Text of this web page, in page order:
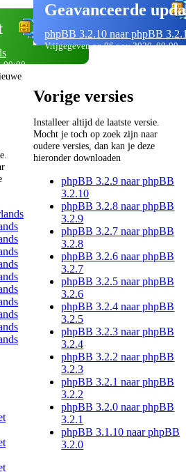
00:00
Geavanceerde
phpBB 3.2.10 naar phpBB
Vrijgegeven op 06 nov 2020, 00:00
Vorige versies
Installeer altijd de laatste versie.
Mocht je toch op zoek zijn naar
oudere versies, dan kan je deze
hieronder downloaden
phpBB 3.2.9 naar phpBB
3.2.10
phpBB 3.2.8 naar phpBB
3.2.9
phpBB 3.2.7 naar phpBB
3.2.8
phpBB 3.2.6 naar phpBB
3.2.7
phpBB 3.2.5 naar phpBB
3.2.6
phpBB 3.2.4 naar phpBB
3.2.5
phpBB 3.2.3 naar phpBB
3.2.4
phpBB 3.2.2 naar phpBB
3.2.3
phpBB 3.2.1 naar phpBB
3.2.2
phpBB 3.2.0 naar phpBB
3.2.1
phpBB 3.1.10 naar phpBB
3.2.0